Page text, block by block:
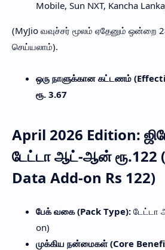
Mobile, Sun NXT, Kancha
(MyJio வவுச்சர் மூலம் ஏதேனும் ஒன்றை
செய்யலாம்).
ஒரு நாளுக்கான கட்டணம்
ரூ. 3.67
April 2026 Edition:
டேட்டா ஆட்-ஆன் ரூ.122
Data Add-on Rs 122)
பேக் வகை (Pack Type): டேட்டா
on)
முக்கிய நன்மைகள் (Core